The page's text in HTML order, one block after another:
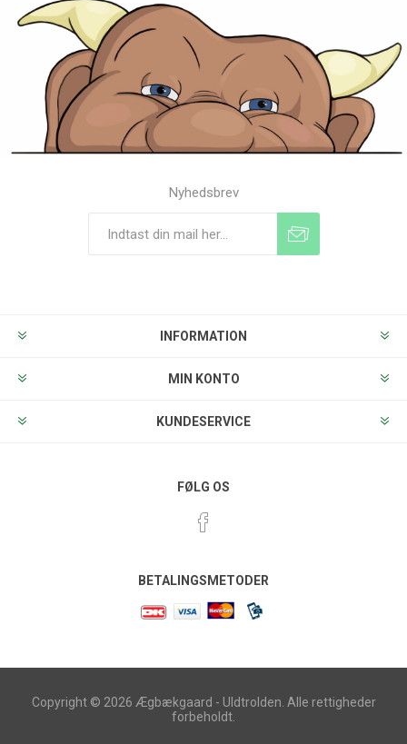
Nyhedsbrev
INFORMATION
MIN KONTO
KUNDESERVICE
FØLG OS
BETALINGSMETODER
Copyright © 2026 Ægbækgaard - Uldtrolden. Alle rettigheder
forbeholdt.